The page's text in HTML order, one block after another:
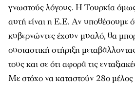
γνωστούς λόγους. Η Τουρκία όμως
αυτή είναι η Ε.Ε. Αν υποθέσουμε
κυβερνώντες έχουν μυαλό, θα
ουσιαστική στήριξη
τους και σε ότι αφορά τις
Με στόχο να καταστούν 28ο